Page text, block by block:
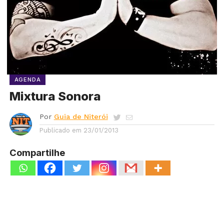
AGENDA
Mixtura Sonora
Por Guia de Niterói
Publicado em 23/01/2013
Compartilhe